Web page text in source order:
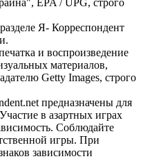
Я- Корреспондент
и воспроизведение
материалов,
Getty Images, строго
предназначены для
в азартных играх
Соблюдайте
игры. При
зависимости